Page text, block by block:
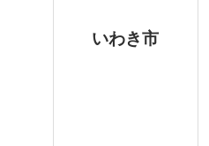
いわき市